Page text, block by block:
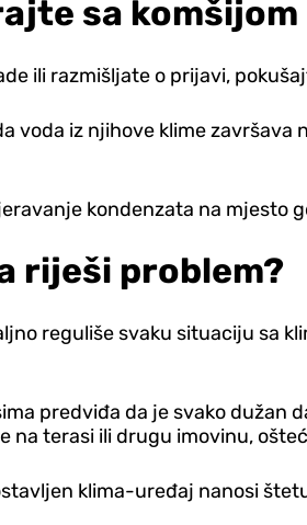
sa komšijom
ili razmišljate o prijavi,
voda iz njihove klime
kondenzata na mjesto
riješi problem?
reguliše svaku situaciju sa
predviđa da je svako
na terasi ili drugu imovinu,
klima-uređaj nanosi